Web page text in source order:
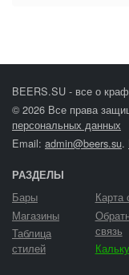
BEERS.SU - все о
© 2026 Все права
персональных данных
Email: admin@beers.su.
РАЗДЕЛЫ
Бары
Магазины
Таблица
стилей
Карта
связь